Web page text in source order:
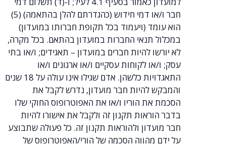
חבר ו/או דמי חידוש (כהגדרתם להלן בהתאמה) (5)
הוא עומד (ויעמוד בכל תקופת חברותו במועדון)
במכלול תנאי החברות במועדון בהתאם. בכל מקרה,
לא יורשו להיות חברים במועדון – תאגידים; ו/או בתי
עסק; ו/או לקוחות עסקיים ו/או ארגונים ו/או
התאגדויות כלשהן. אדם שגילו אינו עולה על 18 שנים
והמבקש להיות חבר מועדון, נדרש לקבל את
הסכמת את הוריו ו/או את האפוטרופוס החוקי שלו
בדבר הוראות תקנון זה ולקבל את אישורו להיות
חבר מועדון ולהוראות תקנון זה. כל פעולה שתבוצע
על ידם מהווה הסכמה של הורי/האפוטרופוס של